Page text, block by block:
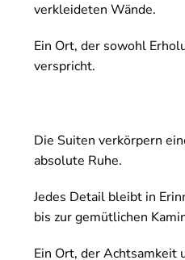
verkleideten Wände.
Ein Ort, der sowohl
verspricht.
Die Suiten verkörpern
absolute Ruhe.
Jedes Detail bleibt in
bis zur gemütlichen
Ein Ort, der Achtsamkeit